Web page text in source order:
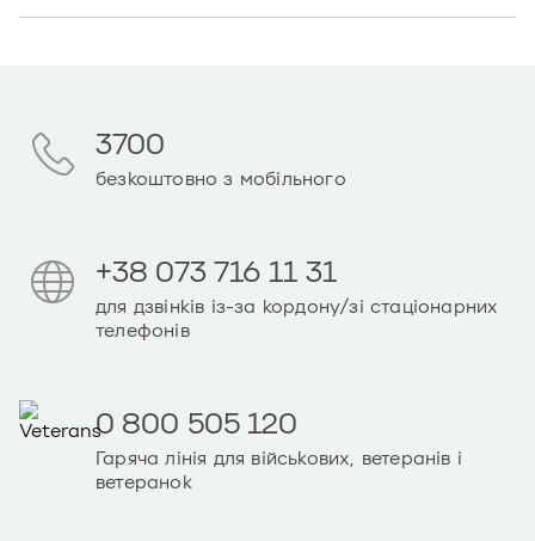
3700
безкоштовно з мобільного
+38 073 716 11 31
для дзвінків із-за кордону/зі стаціонарних
телефонів
0 800 505 120
Гаряча лінія для військових, ветеранів і
ветеранок